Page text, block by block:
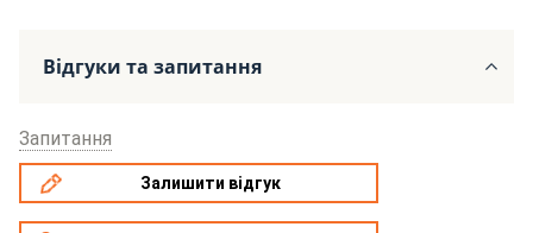
Відгуки та запитання
Запитання
Залишити відгук